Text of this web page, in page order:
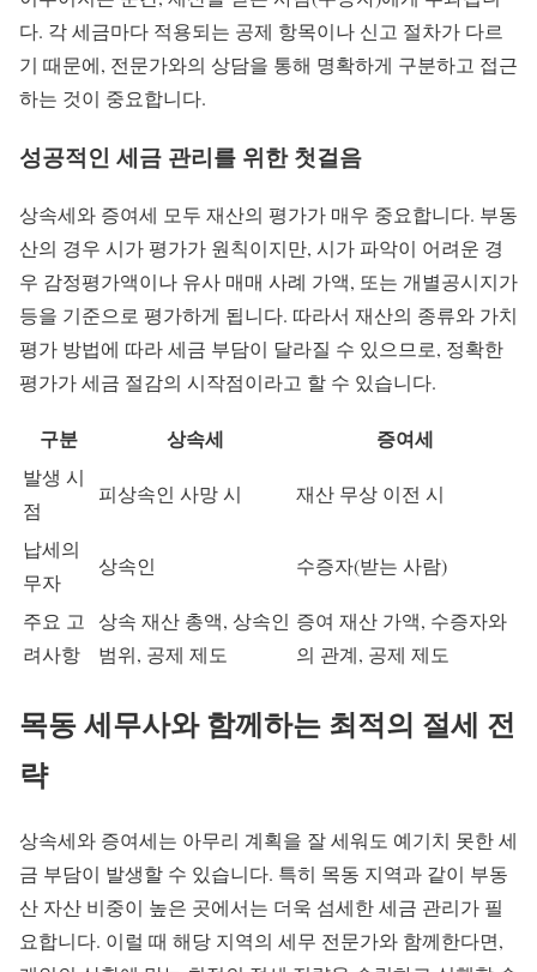
다. 각 세금마다 적용되는 공제 항목이나 신고 절차가 다르
기 때문에, 전문가와의 상담을 통해 명확하게 구분하고 접근
하는 것이 중요합니다.
성공적인 세금 관리를 위한 첫걸음
상속세와 증여세 모두 재산의 평가가 매우 중요합니다. 부동
산의 경우 시가 평가가 원칙이지만, 시가 파악이 어려운 경
우 감정평가액이나 유사 매매 사례 가액, 또는 개별공시지가
등을 기준으로 평가하게 됩니다. 따라서 재산의 종류와 가치
평가 방법에 따라 세금 부담이 달라질 수 있으므로, 정확한
평가가 세금 절감의 시작점이라고 할 수 있습니다.
구분 상속세 증여세
발생 시
점
피상속인 사망 시 재산 무상 이전 시
납세의
무자
상속인 수증자(받는 사람)
주요 고
려사항
상속 재산 총액, 상속인
범위, 공제 제도
증여 재산 가액, 수증자와
의 관계, 공제 제도
목동 세무사와 함께하는 최적의 절세 전
략
상속세와 증여세는 아무리 계획을 잘 세워도 예기치 못한 세
금 부담이 발생할 수 있습니다. 특히 목동 지역과 같이 부동
산 자산 비중이 높은 곳에서는 더욱 섬세한 세금 관리가 필
요합니다. 이럴 때 해당 지역의 세무 전문가와 함께한다면,